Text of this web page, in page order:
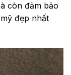
còn đảm bảo
đẹp nhất